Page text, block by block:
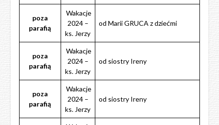
poza
parafią
Wakacje
2024 –
ks. Jerzy
od Marii GRUCA z dziećmi
poza
parafią
Wakacje
2024 –
ks. Jerzy
od siostry Ireny
poza
parafią
Wakacje
2024 –
ks. Jerzy
od siostry Ireny